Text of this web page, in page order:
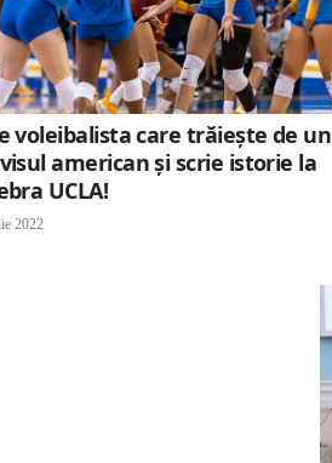
voleibalista care trăiește de un
american și scrie istorie la
UCLA!
2022